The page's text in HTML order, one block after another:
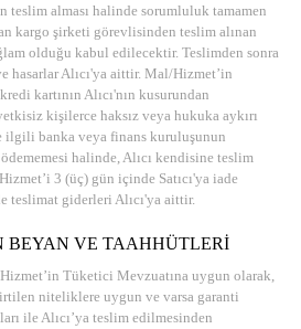
alması halinde sorumluluk tamamen
kargo şirketi görevlisinden teslim alınan
olduğu kabul edilecektir. Teslimden sonra
hasarlar Alıcı'ya aittir. Mal/Hizmet’in
kartının Alıcı'nın kusurundan
kişilerce haksız veya hukuka aykırı
ilgili banka veya finans kuruluşunun
halinde, Alıcı kendisine teslim
3 (üç) gün içinde Satıcı'ya iade
teslimat giderleri Alıcı'ya aittir.
BEYAN VE TAAHHÜTLERİ
Hizmet’in Tüketici Mevzuatına uygun olarak,
niteliklere uygun ve varsa garanti
ile Alıcı’ya teslim edilmesinden